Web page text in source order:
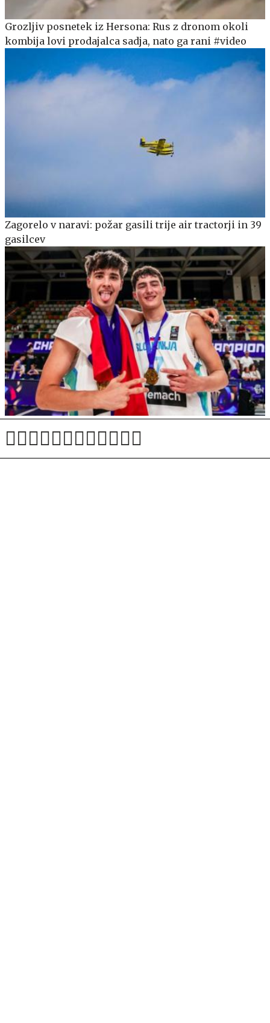
Grozljiv posnetek iz Hersona: Rus z dronom okoli
kombija lovi prodajalca sadja, nato ga rani #video
Zagorelo v naravi: požar gasili trije air tractorji in 39
gasilcev
Dva obraza zlate slovenske generacije